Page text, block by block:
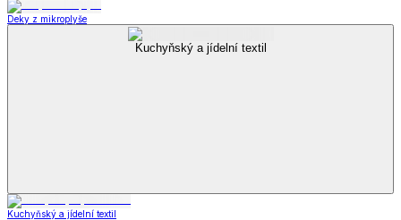
Deky z mikroplyše
Kuchyňský a jídelní textil
Kuchyňský a jídelní textil